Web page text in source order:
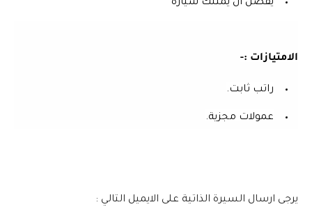
يفضل ان يمتلك سيارة
الامتيازات :-
راتب ثابت.
عمولات مجزية.
يرجى ارسال السيرة الذاتية على الايميل التالي :